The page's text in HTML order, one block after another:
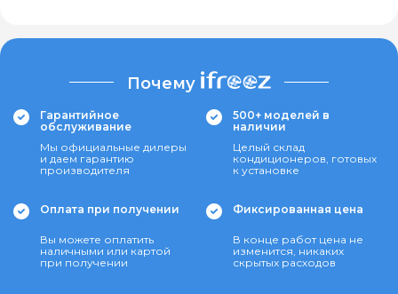
Почему
Гарантийное
обслуживание
Мы официальные дилеры
и даем гарантию
производителя
500+ моделей в
наличии
Целый склад
кондиционеров, готовых
к установке
Оплата при получении
Вы можете оплатить
наличными или картой
при получении
Фиксированная цена
В конце работ цена не
изменится, никаких
скрытых расходов